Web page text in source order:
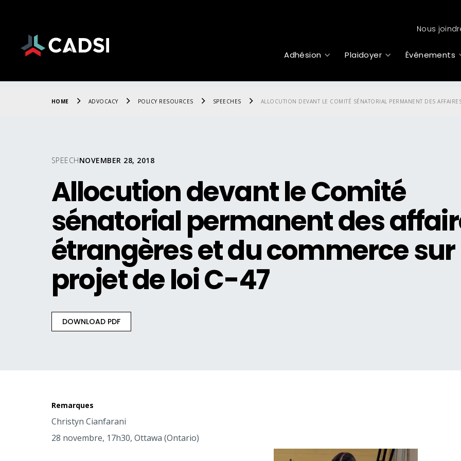
Nous
Adhésion Plaidoyer Événements
HOME ADVOCACY POLICY RESOURCES SPEECHES ALLOCUTION DEVANT LE COMITÉ SÉNATORIAL PERMANENT DES
SPEECHNOVEMBER 28, 2018
Allocution devant le Comité
sénatorial permanent des
étrangères et du commerce sur
projet de loi C-47
DOWNLOAD PDF
Remarques
Christyn Cianfarani
28 novembre, 17h30, Ottawa (Ontario)